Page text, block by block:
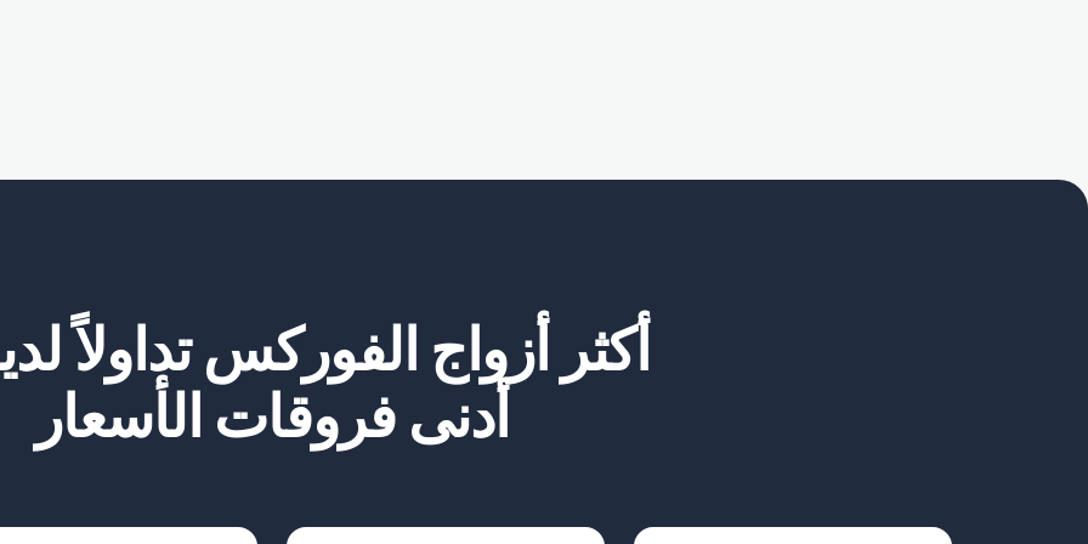
أكثر أزواج الفوركس تداولاً
أدنى فروقات الأسعار